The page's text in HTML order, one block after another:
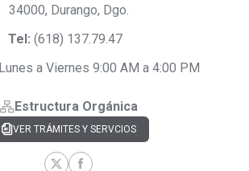
34000, Durango, Dgo.
Tel: (618) 137.79.47
Lunes a Viernes 9:00 AM a 4:00 PM
Estructura Orgánica
VER TRÁMITES Y SERVCIOS